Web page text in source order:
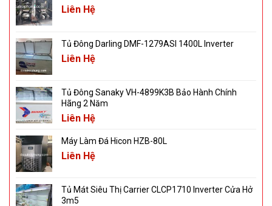
Liên Hệ
Tủ Đông Darling DMF-1279ASI 1400L Inverter
Liên Hệ
Tủ Đông Sanaky VH-4899K3B Bảo Hành Chính
Hãng 2 Năm
Liên Hệ
Máy Làm Đá Hicon HZB-80L
Liên Hệ
Tủ Mát Siêu Thị Carrier CLCP1710 Inverter Cửa Hở
3m5